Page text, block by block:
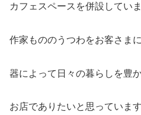
カフェスペースを併設してい
作家もののうつわをお客さま
器によって日々の暮らしを豊
お店でありたいと思っていま